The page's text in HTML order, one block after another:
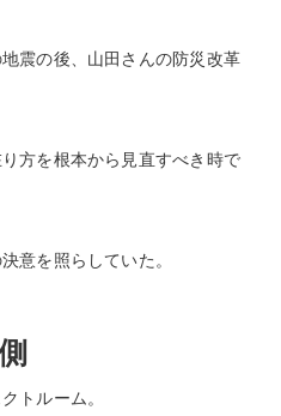
震の後、山田さんの防災改革
方を根本から見直すべき時で
意を照らしていた。
トルーム。